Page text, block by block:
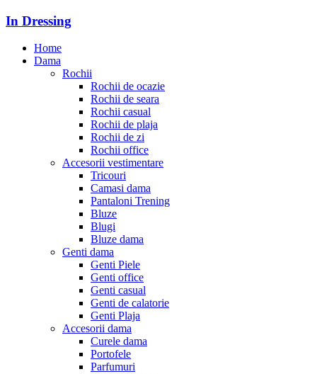
In Dressing
Home
Dama
Rochii
Rochii de ocazie
Rochii de seara
Rochii casual
Rochii de plaja
Rochii de zi
Rochii office
Accesorii vestimentare
Tricouri
Camasi dama
Pantaloni Trening
Bluze
Blugi
Bluze dama
Genti dama
Genti Piele
Genti office
Genti casual
Genti de calatorie
Genti Plaja
Accesorii dama
Curele dama
Portofele
Parfumuri